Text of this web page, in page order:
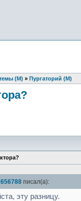
(М) » Пургаторий (М)
писал(а):
эту разницу.